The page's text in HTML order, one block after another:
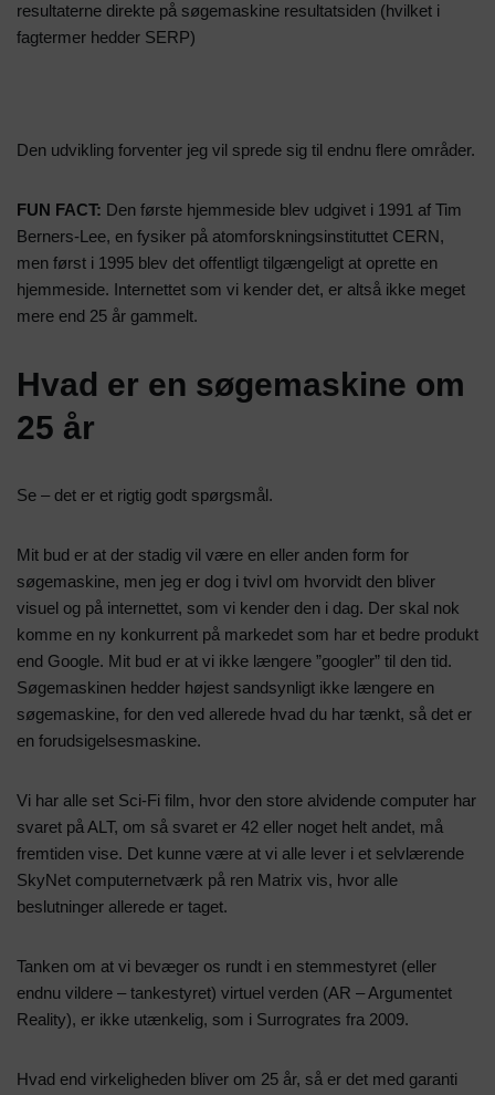
resultaterne direkte på søgemaskine resultatsiden (hvilket i
fagtermer hedder SERP)
Den udvikling forventer jeg vil sprede sig til endnu flere områder.
FUN FACT: Den første hjemmeside blev udgivet i 1991 af Tim
Berners-Lee, en fysiker på atomforskningsinstituttet CERN,
men først i 1995 blev det offentligt tilgængeligt at oprette en
hjemmeside. Internettet som vi kender det, er altså ikke meget
mere end 25 år gammelt.
Hvad er en søgemaskine om
25 år
Se – det er et rigtig godt spørgsmål.
Mit bud er at der stadig vil være en eller anden form for
søgemaskine, men jeg er dog i tvivl om hvorvidt den bliver
visuel og på internettet, som vi kender den i dag. Der skal nok
komme en ny konkurrent på markedet som har et bedre produkt
end Google. Mit bud er at vi ikke længere ”googler” til den tid.
Søgemaskinen hedder højest sandsynligt ikke længere en
søgemaskine, for den ved allerede hvad du har tænkt, så det er
en forudsigelsesmaskine.
Vi har alle set Sci-Fi film, hvor den store alvidende computer har
svaret på ALT, om så svaret er 42 eller noget helt andet, må
fremtiden vise. Det kunne være at vi alle lever i et selvlærende
SkyNet computernetværk på ren Matrix vis, hvor alle
beslutninger allerede er taget.
Tanken om at vi bevæger os rundt i en stemmestyret (eller
endnu vildere – tankestyret) virtuel verden (AR – Argumentet
Reality), er ikke utænkelig, som i Surrogrates fra 2009.
Hvad end virkeligheden bliver om 25 år, så er det med garanti